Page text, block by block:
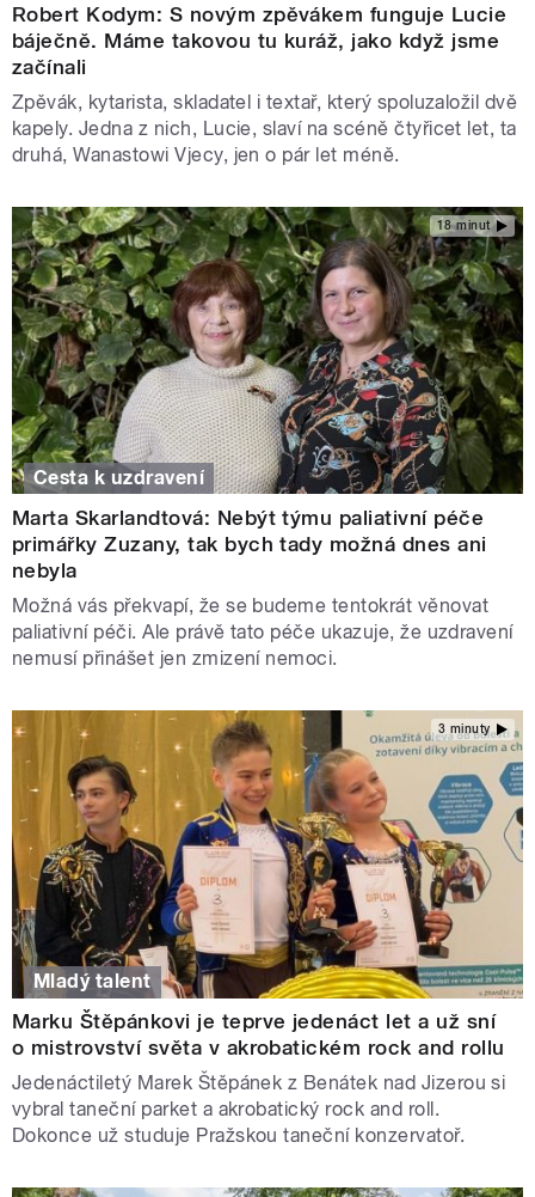
Robert Kodym: S novým zpěvákem funguje Lucie
báječně. Máme takovou tu kuráž, jako když jsme
začínali
Zpěvák, kytarista, skladatel i textař, který spoluzaložil dvě
kapely. Jedna z nich, Lucie, slaví na scéně čtyřicet let, ta
druhá, Wanastowi Vjecy, jen o pár let méně.
18 minut
Cesta k uzdravení
Marta Skarlandtová: Nebýt týmu paliativní péče
primářky Zuzany, tak bych tady možná dnes ani
nebyla
Možná vás překvapí, že se budeme tentokrát věnovat
paliativní péči. Ale právě tato péče ukazuje, že uzdravení
nemusí přinášet jen zmizení nemoci.
3 minuty
Mladý talent
Marku Štěpánkovi je teprve jedenáct let a už sní
o mistrovství světa v akrobatickém rock and rollu
Jedenáctiletý Marek Štěpánek z Benátek nad Jizerou si
vybral taneční parket a akrobatický rock and roll.
Dokonce už studuje Pražskou taneční konzervatoř.